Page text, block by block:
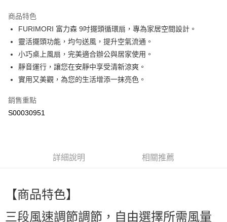
Apple Pay
街口支付
全盈+PAY
ATM付款
付款後全家取貨
萊爾富取貨付款
每筆NT$60，滿NT$599(含以上)免運費
商品特色
FURIMORI 富力森 9吋擺頭循環扇，專為家居空間設計。
靈活擺頭功能，均勻送風，提升空氣流通。
小巧桌上風扇，完美適合辦公與居家使用。
靜音運行，讓您在安靜中享受清新涼爽。
實用又美觀，為您的生活增添一抹亮色。
銷售重點
S00030951
詳細說明 相關推薦
【商品特色】
三段風速調節調節，自由選擇所需風量